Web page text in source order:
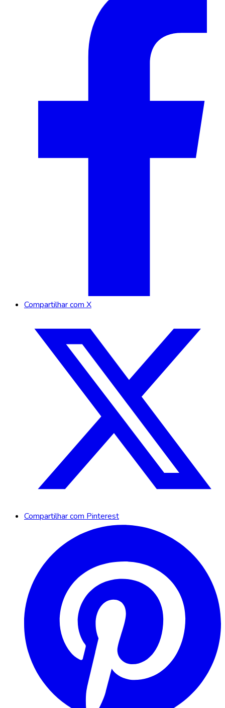
Compartilhar com X
Compartilhar com Pinterest